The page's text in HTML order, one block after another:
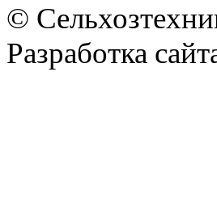
©
Разработка